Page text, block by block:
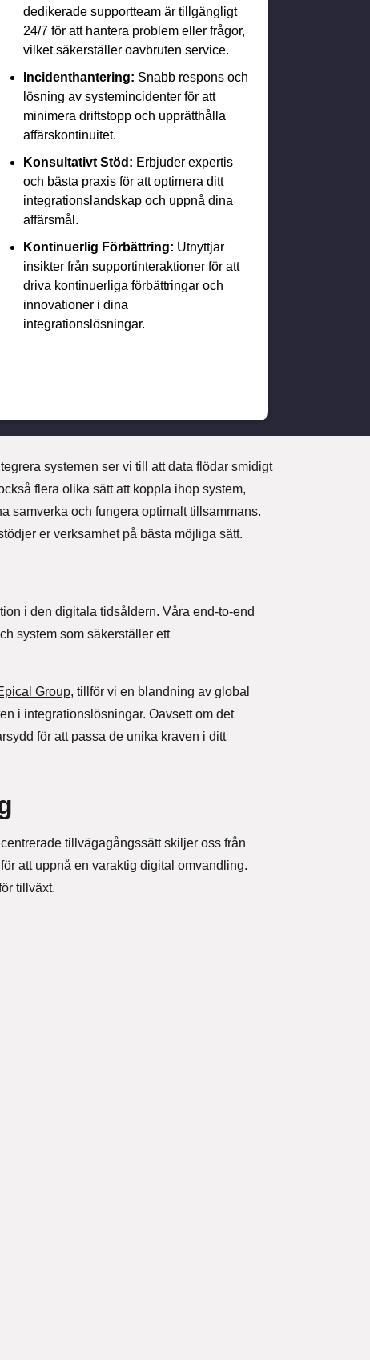
dedikerade supportteam är tillgängligt
24/7 för att hantera problem eller frågor,
vilket säkerställer oavbruten service.
Incidenthantering: Snabb respons och
lösning av systemincidenter för att
minimera driftstopp och upprätthålla
affärskontinuitet.
Konsultativt Stöd: Erbjuder expertis
och bästa praxis för att optimera ditt
integrationslandskap och uppnå dina
affärsmål.
Kontinuerlig Förbättring: Utnyttjar
insikter från supportinteraktioner för att
driva kontinuerliga förbättringar och
innovationer i dina
integrations lösningar.
systemen ser vi till att data flödar smidigt
flera olika sätt att koppla ihop system,
samverka och fungera optimalt tillsammans.
er verksamhet på bästa möjliga sätt.
i den digitala tidsåldern. Våra end-to-end
system som säkerställer ett
Group, tillför vi en blandning av global
i integrationslösningar. Oavsett om det
för att passa de unika kraven i ditt
tillvägagångssätt skiljer oss från
att uppnå en varaktig digital omvandling.
tillväxt.